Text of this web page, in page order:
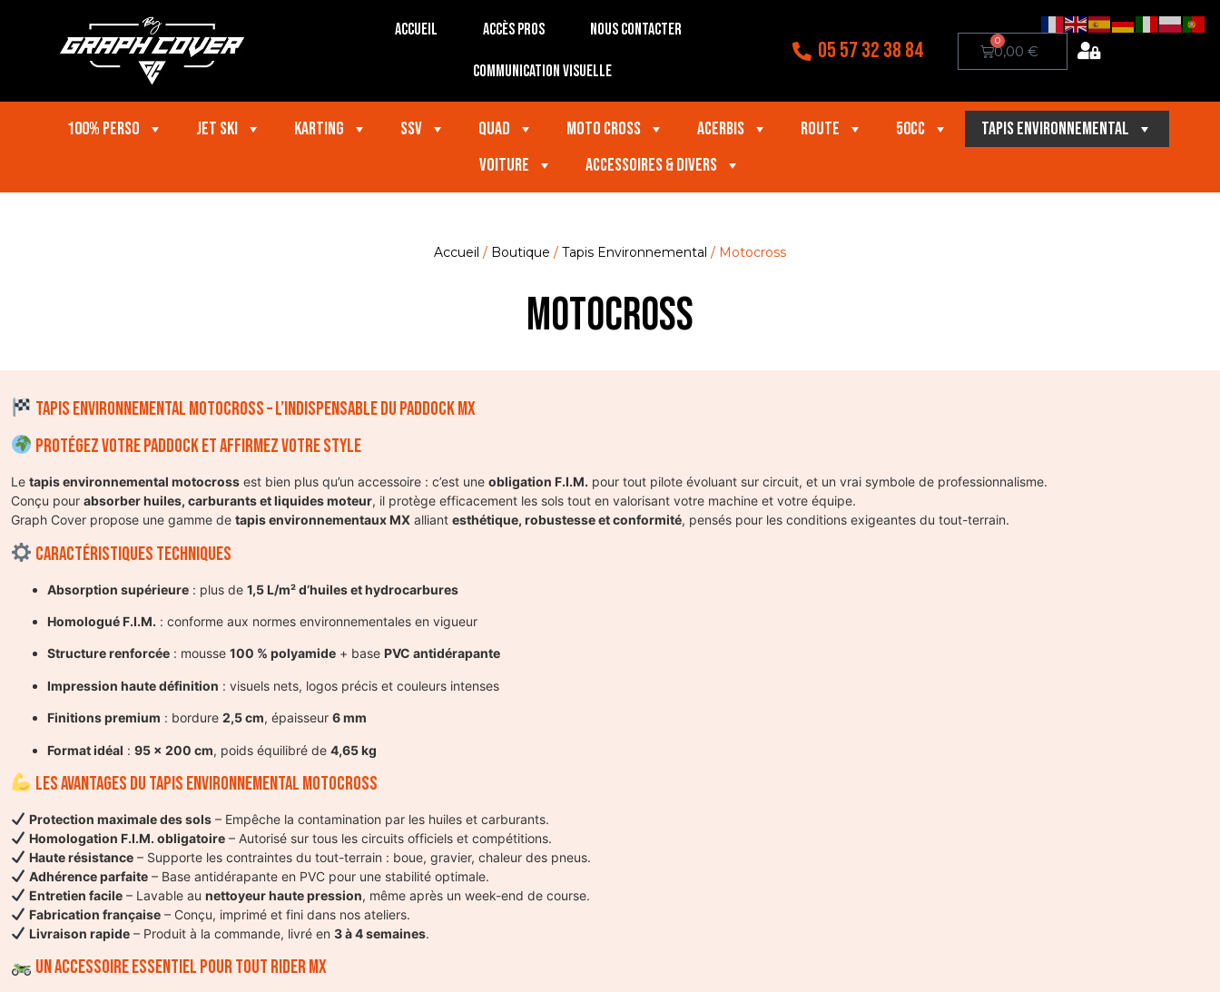
Accueil Accès Pros Nous contacter
Communication visuelle
05 57 32 38 84 0,00 €
0
100% perso Jet ski Karting SSV Quad Moto Cross Acerbis Route 50cc
Tapis Environnemental
VOITURE
Accessoires & divers
Accueil / Boutique / Tapis Environnemental / Motocross
Motocross
Tapis environnemental motocross – L’indispensable du paddock MX
Protégez votre paddock et affirmez votre style
Le tapis environnemental motocross est bien plus qu’un accessoire : c’est une obligation F.I.M. pour tout pilote évoluant sur circuit, et un vrai symbole de professionnalisme.
Conçu pour absorber huiles, carburants et liquides moteur, il protège efficacement les sols tout en valorisant votre machine et votre équipe.
Graph Cover propose une gamme de tapis environnementaux MX alliant esthétique, robustesse et conformité, pensés pour les conditions exigeantes du tout-terrain.
Caractéristiques techniques
Absorption supérieure : plus de 1,5 L/m² d’huiles et hydrocarbures
Homologué F.I.M. : conforme aux normes environnementales en vigueur
Structure renforcée : mousse 100 % polyamide + base PVC antidérapante
Impression haute définition : visuels nets, logos précis et couleurs intenses
Finitions premium : bordure 2,5 cm, épaisseur 6 mm
Format idéal : 95 x 200 cm, poids équilibré de 4,65 kg
Les avantages du tapis environnemental motocross
Protection maximale des sols– Empêche la contamination par les huiles et carburants.
Homologation F.I.M. obligatoire– Autorisé sur tous les circuits officiels et compétitions.
Haute résistance– Supporte les contraintes du tout-terrain : boue, gravier, chaleur des pneus.
Adhérence parfaite– Base antidérapante en PVC pour une stabilité optimale.
Entretien facile– Lavable au nettoyeur haute pression, même après un week-end de course.
Fabrication française– Conçu, imprimé et fini dans nos ateliers.
Livraison rapide– Produit à la commande, livré en 3 à 4 semaines.
Un accessoire essentiel pour tout rider MX